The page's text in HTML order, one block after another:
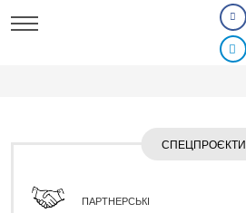
СПЕЦПРОЄКТИ
ПАРТНЕРСЬКІ